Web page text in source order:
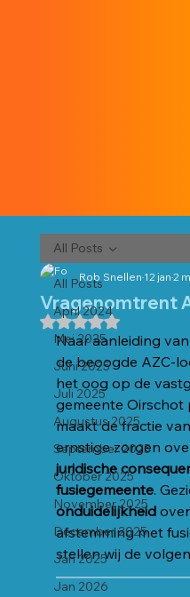
All Posts
April 2024
Mei 2025
Juni 2025
Juli 2025
Augustus 2025
September 2025
Oktober 2025
November 2025
December 2025
Jan 2025
Jan 2026
All Posts
Vragenomtrent
Rob Snellen12 jan2
Beoordeeld met
Naar aanleiding
de beoogde AZC-
het oog op de
gemeente Oirschot
maakt de fractie
ernstige zorgen
juridische
fusiegemeente.
onduidelijkheid over
afstemming met
stellen wij de